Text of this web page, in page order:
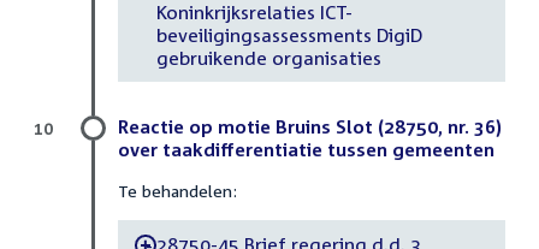
Koninkrijksrelaties ICT-
beveiligingsassessments DigiD
gebruikende organisaties
Reactie op motie Bruins Slot (28750, nr. 36)
over taakdifferentiatie tussen gemeenten
Te behandelen:
28750-45 Brief regering d.d. 3
10